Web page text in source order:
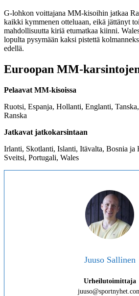
G-lohkon voittajana MM-kisoihin jatkaa
kaikki kymmenen otteluaan, eikä jättänyt
mahdollisuutta kiriä etumatkaa kiinni.
lopulta pysymään kaksi pistettä
edellä.
Euroopan MM-
Pelaavat MM-kisoissa
Ruotsi, Espanja, Hollanti, Englanti,
Ranska
Jatkavat jatkokarsintaan
Irlanti, Skotlanti, Islanti, Itävalta, Bosnia ja
Sveitsi, Portugali, Wales
Juuso Sallinen
Urheilutoimittaja